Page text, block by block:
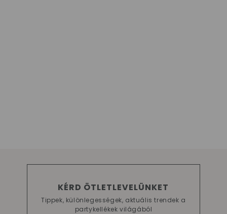
KÉRD ÖTLETLEVELÜNKET
Tippek, különlegességek, aktuális trendek a
partykellékek világából